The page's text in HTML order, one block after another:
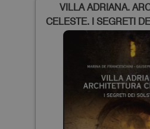
VILLA ADRIANA.
CELESTE. I SEGRETI